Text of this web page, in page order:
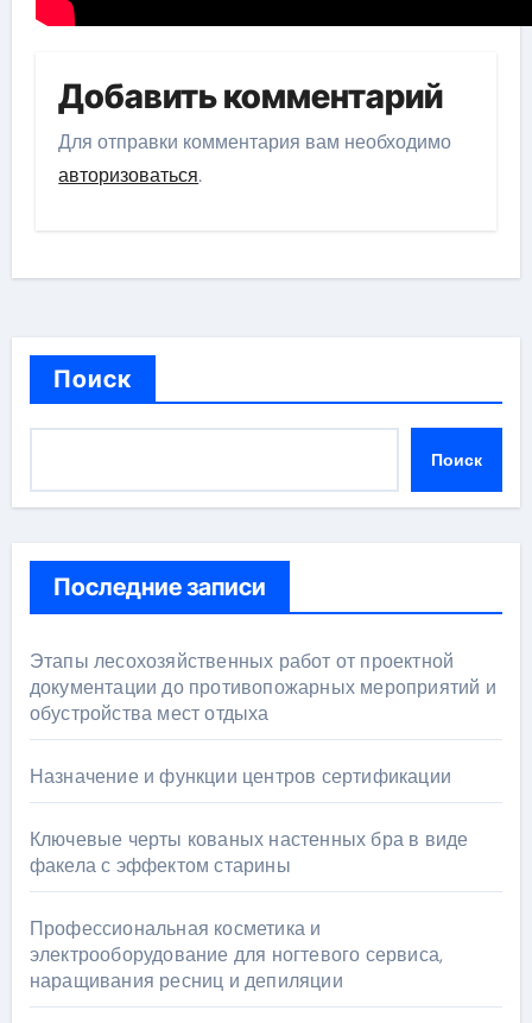
Добавить комментарий
Для отправки комментария вам необходимо
авторизоваться.
Поиск
Поиск
Последние записи
Этапы лесохозяйственных работ от проектной
документации до противопожарных мероприятий и
обустройства мест отдыха
Назначение и функции центров сертификации
Ключевые черты кованых настенных бра в виде
факела с эффектом старины
Профессиональная косметика и
электрооборудование для ногтевого сервиса,
наращивания ресниц и депиляции